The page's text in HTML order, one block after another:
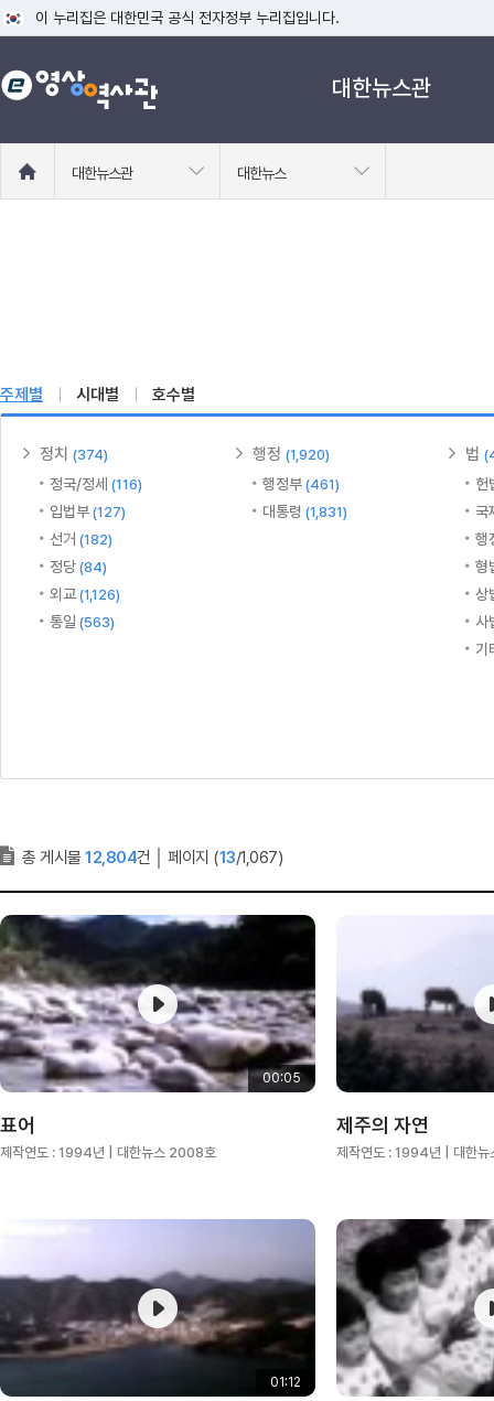
이 누리집은 대한민국 공식 전자정부 누리집입니다.
공식 누리집 주소 확인하기
go.kr 주소를 사용하는 누리집은 대한민국 정부기관이 관리하는 누리집입니
대한뉴스관
로
대한뉴스관 대한뉴스
주제별 시대별 호수별
정치 (374)
정국/정세 (116)
입법부 (127)
선거 (182)
정당 (84)
외교 (1,126)
통일 (563)
행정 (1,920)
행정부 (461)
대통령 (1,831)
법
헌
국
행
형
상
사
기
총 게시물 12,804건 페이지 (13/1,067)
00:05
표어
제작연도 : 1994년 | 대한뉴스 2008호
제주의 자연
제작연도 : 1994년 | 대한
01:12